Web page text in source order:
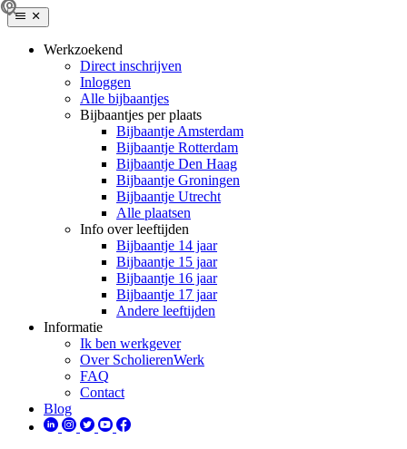
Werkzoekend
Direct inschrijven
Inloggen
Alle bijbaantjes
Bijbaantjes per plaats
Bijbaantje Amsterdam
Bijbaantje Rotterdam
Bijbaantje Den Haag
Bijbaantje Groningen
Bijbaantje Utrecht
Alle plaatsen
Info over leeftijden
Bijbaantje 14 jaar
Bijbaantje 15 jaar
Bijbaantje 16 jaar
Bijbaantje 17 jaar
Andere leeftijden
Informatie
Ik ben werkgever
Over ScholierenWerk
FAQ
Contact
Blog